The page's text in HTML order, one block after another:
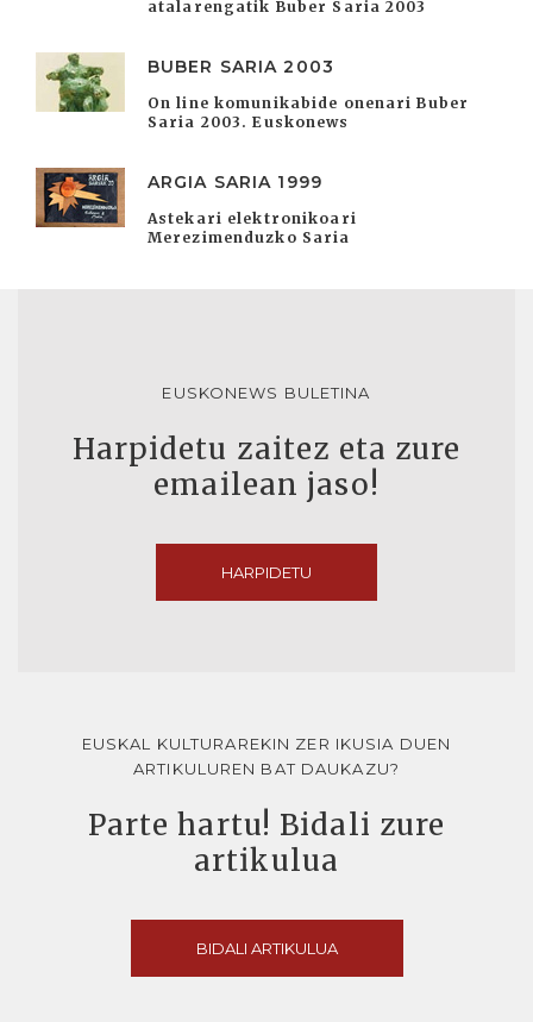
atalarengatik Buber Saria 2003
BUBER SARIA 2003
On line komunikabide onenari Buber
Saria 2003. Euskonews
ARGIA SARIA 1999
Astekari elektronikoari
Merezimenduzko Saria
EUSKONEWS BULETINA
Harpidetu zaitez eta zure
emailean jaso!
HARPIDETU
EUSKAL KULTURAREKIN ZER IKUSIA DUEN
ARTIKULUREN BAT DAUKAZU?
Parte hartu! Bidali zure
artikulua
BIDALI ARTIKULUA